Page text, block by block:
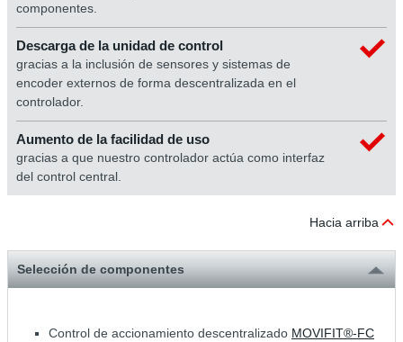
componentes.
Descarga de la unidad de control
gracias a la inclusión de sensores y sistemas de
encoder externos de forma descentralizada en el
controlador.
Aumento de la facilidad de uso
gracias a que nuestro controlador actúa como interfaz
del control central.
Hacia arriba
Selección de componentes
Control de accionamiento descentralizado MOVIFIT®-FC